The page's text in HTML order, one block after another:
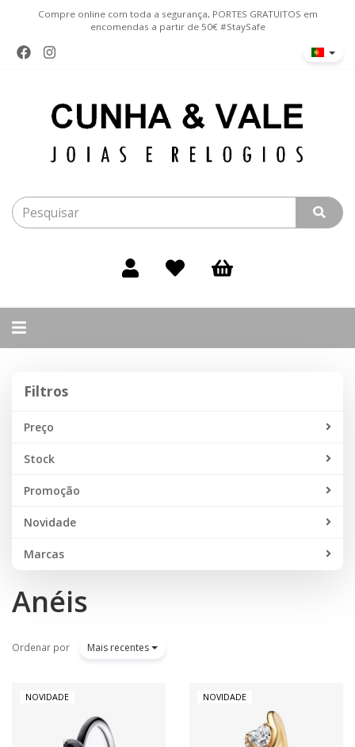
Compre online com toda a segurança, PORTES GRATUITOS em
encomendas a partir de 50€ #StaySafe
Alternar
Filtros
Preço
Stock
Promoção
Novidade
Marcas
Anéis
Ordenar por Mais recentes
NOVIDADE NOVIDADE